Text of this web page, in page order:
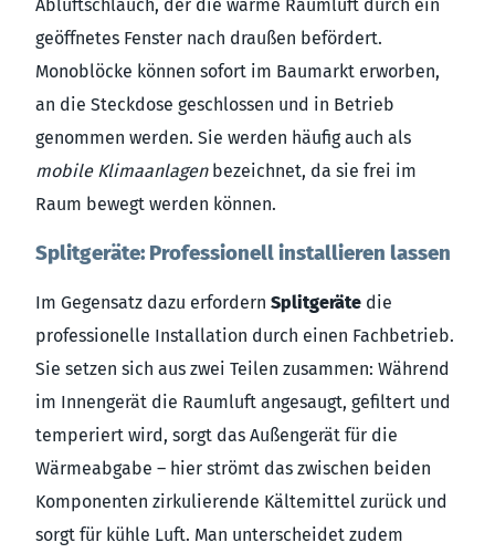
Abluftschlauch, der die warme Raumluft durch ein
geöffnetes Fenster nach draußen befördert.
Monoblöcke können sofort im Baumarkt erworben,
an die Steckdose geschlossen und in Betrieb
genommen werden. Sie werden häufig auch als
mobile Klimaanlagenbezeichnet, da sie frei im
Raum bewegt werden können.
Splitgeräte: Professionell installieren lassen
Im Gegensatz dazu erfordern Splitgeräte die
professionelle Installation durch einen Fachbetrieb.
Sie setzen sich aus zwei Teilen zusammen: Während
im Innengerät die Raumluft angesaugt, gefiltert und
temperiert wird, sorgt das Außengerät für die
Wärmeabgabe – hier strömt das zwischen beiden
Komponenten zirkulierende Kältemittel zurück und
sorgt für kühle Luft. Man unterscheidet zudem